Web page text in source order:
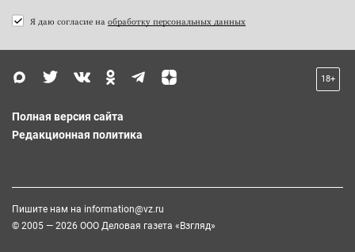
Я даю согласие на обработку персональных данных
18+
Полная версия сайта
Редакционная политика
Пишите нам на information@vz.ru
© 2005 — 2026 ООО Деловая газета «Взгляд»